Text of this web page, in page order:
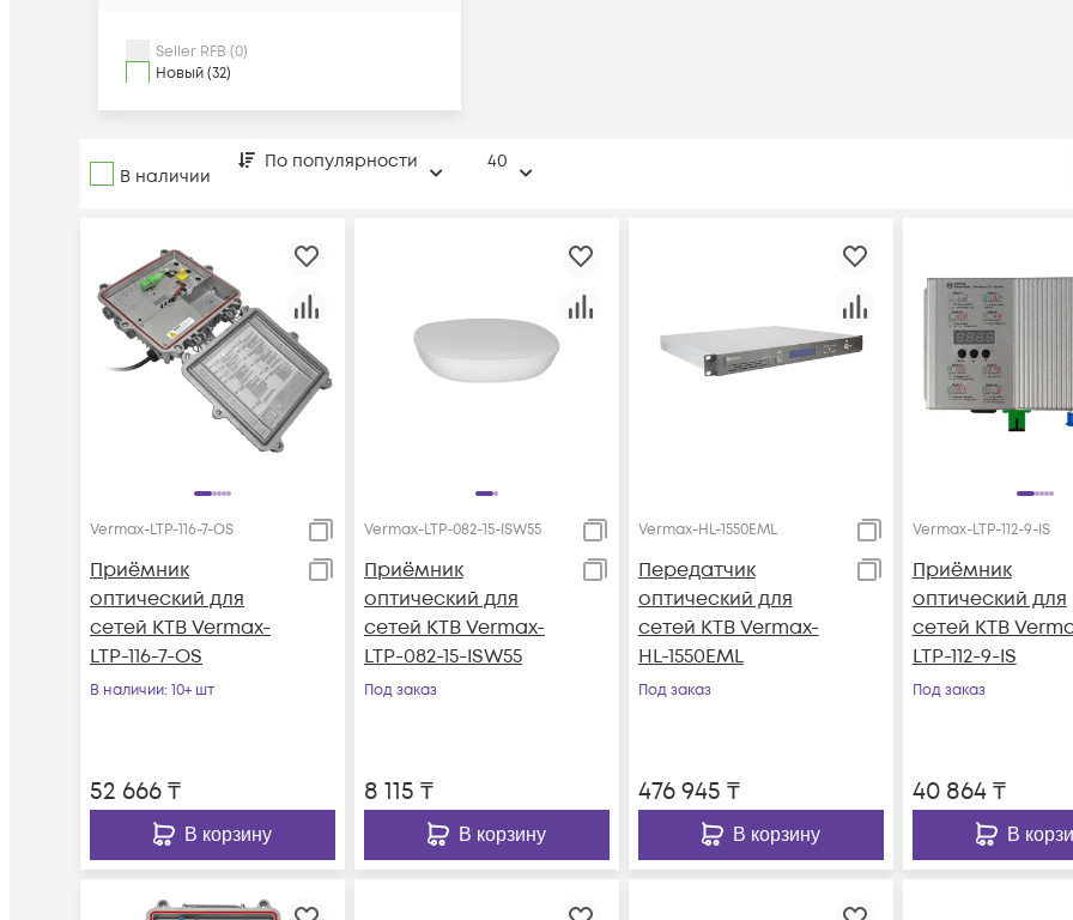
Seller RFB (0)
Новый (32)
В наличии
По популярности 40
Vermax-LTP-116-7-OS
Приёмник
оптический для
сетей КТВ Vermax-
LTP-116-7-OS
В наличии: 10+ шт
52 666₸
В корзину
Vermax-LTP-082-15-ISW55
Приёмник
оптический для
сетей КТВ Vermax-
LTP-082-15-ISW55
Под заказ
8 115 ₸
В корзину
Vermax-HL-1550EML
Передатчик
оптический для
сетей КТВ Vermax-
HL-1550EML
Под заказ
476 945 ₸
В корзину
Vermax-LTP-112-9-IS
Приёмник
оптический для
сетей КТВ
LTP-112-9-IS
Под заказ
40 864₸
В